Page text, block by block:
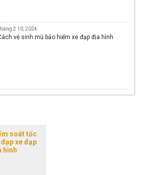
2 10, 2024
vệ sinh mũ bảo hiểm xe đạp địa hình
soát tốc
xe đạp
hình